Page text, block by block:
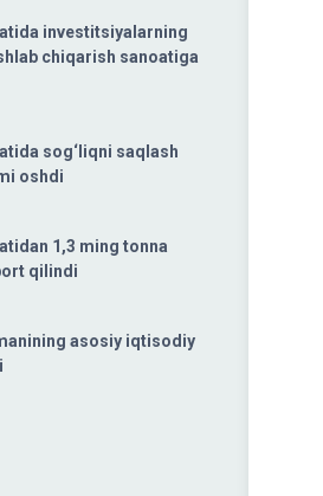
investitsiyalarning
chiqarish sanoatiga
sog‘liqni saqlash
oshdi
1,3 ming tonna
qilindi
asosiy iqtisodiy